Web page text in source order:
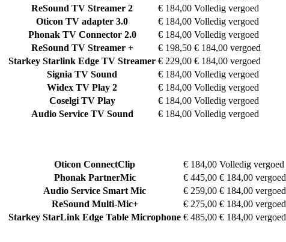
ReSound TV Streamer 2 € 184,00 Volledig vergoed
Oticon TV adapter 3.0 € 184,00 Volledig vergoed
Phonak TV Connector 2.0 € 184,00 Volledig vergoed
ReSound TV Streamer + € 198,50 € 184,00 vergoed
Starkey Starlink Edge TV Streamer € 229,00 € 184,00 vergoed
Signia TV Sound € 184,00 Volledig vergoed
Widex TV Play 2 € 184,00 Volledig vergoed
Coselgi TV Play € 184,00 Volledig vergoed
Audio Service TV Sound € 184,00 Volledig vergoed
Oticon ConnectClip € 184,00 Volledig vergoed
Phonak PartnerMic € 445,00 € 184,00 vergoed
Audio Service Smart Mic € 259,00 € 184,00 vergoed
ReSound Multi-Mic+ € 275,00 € 184,00 vergoed
Starkey StarLink Edge Table Microphone € 485,00 € 184,00 vergoed